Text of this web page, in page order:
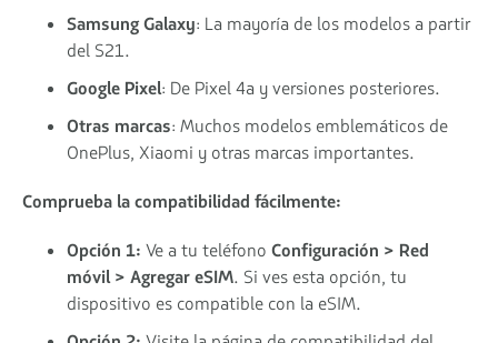
Samsung Galaxy: La mayoría de los modelos a partir
del S21.
Google Pixel: De Pixel 4a y versiones posteriores.
Otras marcas: Muchos modelos emblemáticos de
OnePlus, Xiaomi y otras marcas importantes.
Comprueba la compatibilidad fácilmente:
Opción 1: Ve a tu teléfono Configuración > Red
móvil > Agregar eSIM. Si ves esta opción, tu
dispositivo es compatible con la eSIM.